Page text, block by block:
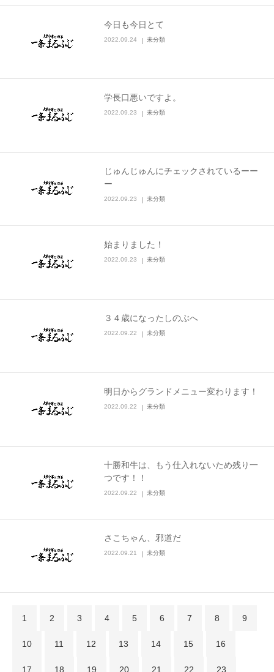
今日も今日とて
2022.09.24 未分類
学長口悪いですよ。
2022.09.23 未分類
じゅんじゅんにチェックされているーー
ー
2022.09.23 未分類
始まりました！
2022.09.23 未分類
３４歳になったしのぶへ
2022.09.22 未分類
明日からグランドメニュー変わります！
2022.09.22 未分類
十勝和牛は、もう仕入れないため残り一
つです！！
2022.09.22 未分類
さこちゃん、邪道だ
2022.09.21 未分類
1 2 3 4 5 6 7 8 9
10 11 12 13 14 15 16
17 18 19 20 21 22 23